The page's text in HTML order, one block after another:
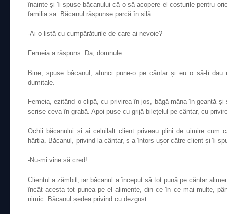
înainte și îi spuse băcanului că o să acopere el costurile pentru
familia sa. Băcanul răspunse parcă în silă:
-Ai o listă cu cumpărăturile de care ai nevoie?
Femeia a răspuns: Da, domnule.
Bine, spuse băcanul, atunci pune-o pe cântar și eu o să-ți
dumitale
Femeia, ezitând o clipă, cu privirea în jos, băgă mâna în geantă
scrise ceva în grabă. Apoi puse cu grijă bilețelul pe cântar, cu
Ochii băcanului și ai celuilalt client priveau plini de uimire cum
hârtia. Băcanul, privind la cântar, s-a întors ușor către client și îi
-Nu-mi vine să cred!
Clientul a zâmbit, iar băcanul a început să tot pună pe cântar
încât acesta tot punea pe el alimente, din ce în ce mai multe,
nimic. Băcanul ședea privind cu dezgust.